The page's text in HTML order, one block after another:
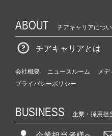
ABOUT チアキャリアにつ
チアキャリアとは
会社概要 ニュースルーム
メ
プライバシーポリシー
BUSINESS 企業・採用担